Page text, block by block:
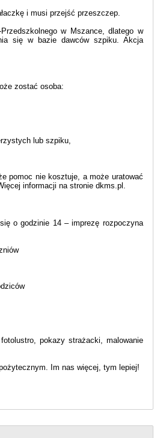
i musi przejść przeszczep.
w Mszance, dlatego w
się w bazie dawców szpiku. Akcja
zostać osoba:
lub szpiku,
pomoc nie kosztuje, a może uratować
informacji na stronie dkms.pl.
o godzinie 14 – imprezę rozpoczyna
pokazy strażacki, malowanie
Im nas więcej, tym lepiej!